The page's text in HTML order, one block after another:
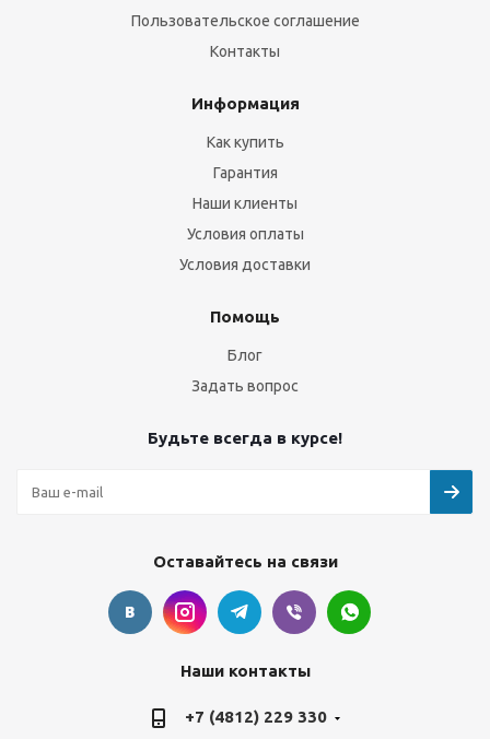
Пользовательское соглашение
Контакты
Информация
Как купить
Гарантия
Наши клиенты
Условия оплаты
Условия доставки
Помощь
Блог
Задать вопрос
Будьте всегда в курсе!
Оставайтесь на связи
Наши контакты
+7 (4812) 229 330